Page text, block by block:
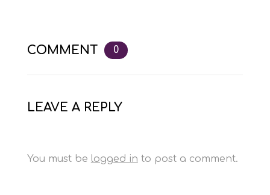
COMMENT 0
LEAVE A REPLY
You must be logged in to post a comment.